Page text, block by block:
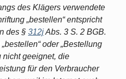
des Klägers verwendete
„bestellen“ entspricht
des § 312jAbs. 3 S. 2 BGB.
oder „Bestellung
nicht geeignet, die
für den Verbraucher